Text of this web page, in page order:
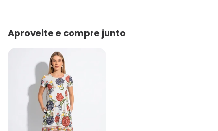
Aproveite e compre junto